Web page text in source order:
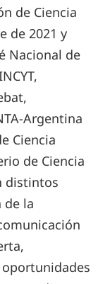
de Ciencia
de 2021 y
Nacional de
Argentina
Ciencia
de Ciencia
distintos
de la